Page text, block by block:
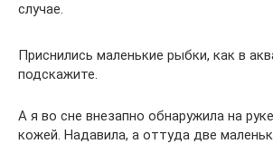
случае.
Приснились маленькие рыбки, как в
подскажите.
А я во сне внезапно обнаружила на
кожей. Надавила, а оттуда две